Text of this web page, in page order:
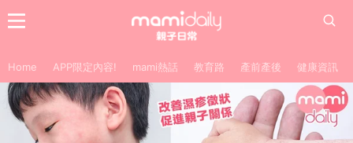
Home APP限定內容! mami熱話 教育路 產前產後 健康資訊